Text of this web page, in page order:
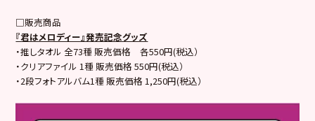
□販売商品
『君はメロディー』発売記念グッズ
・推しタオル 全73種 販売価格 各550円(税込）
・クリアファイル 1種 販売価格 550円(税込）
・2段フォトアルバム1種 販売価格 1,250円(税込）